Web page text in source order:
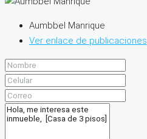
Aumbbel Manrique
Ver enlace de publicaciones